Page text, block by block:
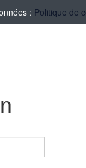
: Politique de